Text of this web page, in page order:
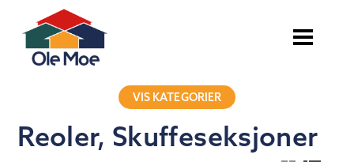
VIS KATEGORIER
Reoler, Skuffeseksjoner